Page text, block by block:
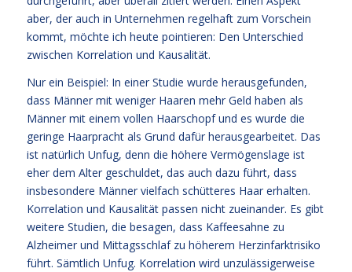
aber, der auch in Unternehmen regelhaft zum Vorschein
kommt, möchte ich heute pointieren: Den Unterschied
zwischen Korrelation und Kausalität.
Nur ein Beispiel: In einer Studie wurde herausgefunden,
dass Männer mit weniger Haaren mehr Geld haben als
Männer mit einem vollen Haarschopf und es wurde die
geringe Haarpracht als Grund dafür herausgearbeitet. Das
ist natürlich Unfug, denn die höhere Vermögenslage ist
eher dem Alter geschuldet, das auch dazu führt, dass
insbesondere Männer vielfach schütteres Haar erhalten.
Korrelation und Kausalität passen nicht zueinander. Es gibt
weitere Studien, die besagen, dass Kaffeesahne zu
Alzheimer und Mittagsschlaf zu höherem Herzinfarktrisiko
führt. Sämtlich Unfug. Korrelation wird unzulässigerweise